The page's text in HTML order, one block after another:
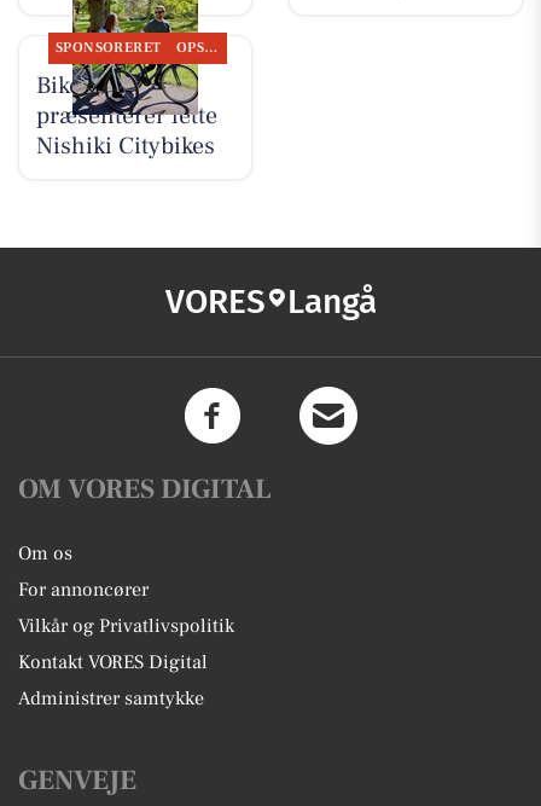
SPONSORERET OPSLAGSTAVLEN
Bike Repair
præsenterer lette
Nishiki Citybikes
VORES Langå
OM VORES DIGITAL
Om os
For annoncører
Vilkår og Privatlivspolitik
Kontakt VORES Digital
Administrer samtykke
GENVEJE